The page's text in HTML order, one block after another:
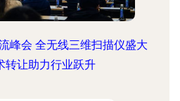
峰会 全无线三维扫描仪盛大
转让助力行业跃升